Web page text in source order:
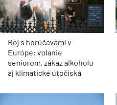
Boj s horúčavami v
Európe: volanie
seniorom, zákaz alkoholu
aj klimatické útočiská